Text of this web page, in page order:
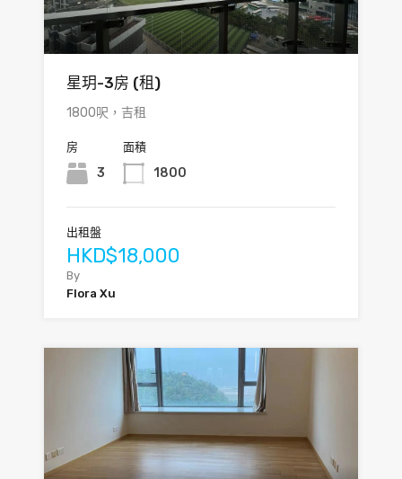
星玥-3房 (租)
1800呎，吉租
房
3
面積
1800
出租盤
HKD$18,000
By
Flora Xu